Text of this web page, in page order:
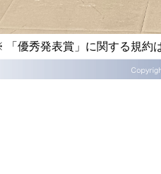
「優秀発表賞」に関する規約